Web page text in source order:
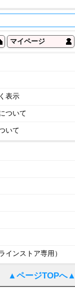
マイページ
表示
ついて
いて
インストア専用）
▲ページTOPへ▲